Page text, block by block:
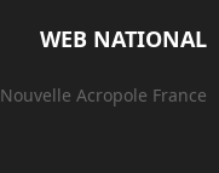
WEB NATIONAL
Nouvelle Acropole France